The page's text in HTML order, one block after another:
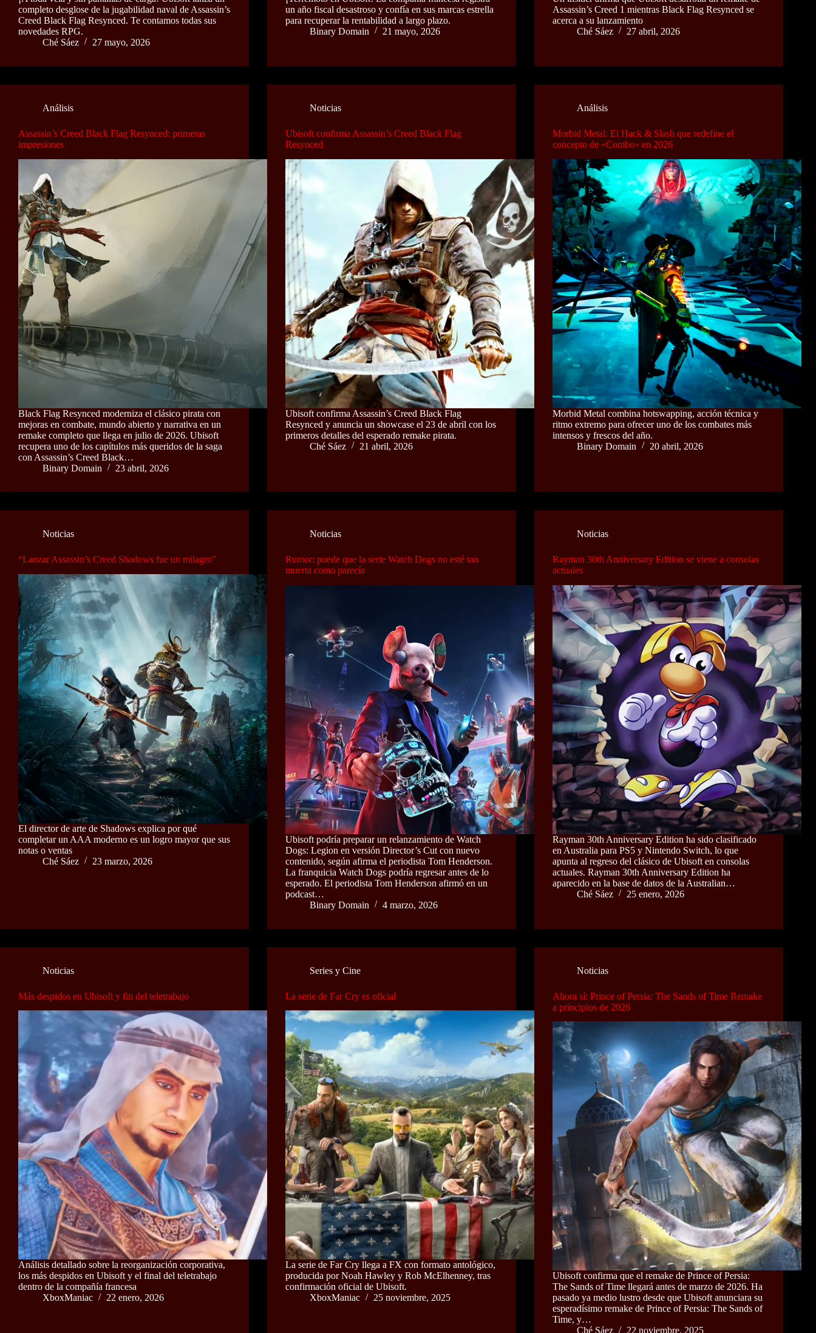
completo desglose de la jugabilidad naval de Assassin’s
Creed Black Flag Resynced. Te contamos todas sus
novedades RPG.
Ché Sáez
27 mayo, 2026
un año fiscal desastroso y confía en sus marcas estrella
para recuperar la rentabilidad a largo plazo.
Binary Domain
21 mayo, 2026
Assassin’s Creed 1 mientras Black Flag Resynced se
acerca a su lanzamiento
Ché Sáez
27 abril, 2026
Análisis
Assassin’s Creed Black Flag Resynced: primeras
impresiones
Black Flag Resynced moderniza el clásico pirata con
mejoras en combate, mundo abierto y narrativa en un
remake completo que llega en julio de 2026. Ubisoft
recupera uno de los capítulos más queridos de la saga
con Assassin’s Creed Black…
Binary Domain
23 abril, 2026
Noticias
Ubisoft confirma Assassin’s Creed Black Flag
Resynced
Ubisoft confirma Assassin’s Creed Black Flag
Resynced y anuncia un showcase el 23 de abril con los
primeros detalles del esperado remake pirata.
Ché Sáez
21 abril, 2026
Análisis
Morbid Metal: El Hack & Slash que redefine el
concepto de «Combo» en 2026
Morbid Metal combina hotswapping, acción técnica y
ritmo extremo para ofrecer uno de los combates más
intensos y frescos del año.
Binary Domain
20 abril, 2026
Noticias
“Lanzar Assassin’s Creed Shadows fue un milagro”
El director de arte de Shadows explica por qué
completar un AAA moderno es un logro mayor que sus
notas o ventas
Ché Sáez
23 marzo, 2026
Noticias
Rumor: puede que la serie Watch Dogs no esté tan
muerta como parecía
Ubisoft podría preparar un relanzamiento de Watch
Dogs: Legion en versión Director’s Cut con nuevo
contenido, según afirma el periodista Tom Henderson.
La franquicia Watch Dogs podría regresar antes de lo
esperado. El periodista Tom Henderson afirmó en un
podcast…
Binary Domain
4 marzo, 2026
Noticias
Rayman 30th Anniversary Edition se viene a consolas
actuales
Rayman 30th Anniversary Edition ha sido clasificado
en Australia para PS5 y Nintendo Switch, lo que
apunta al regreso del clásico de Ubisoft en consolas
actuales. Rayman 30th Anniversary Edition ha
aparecido en la base de datos de la Australian…
Ché Sáez
25 enero, 2026
Noticias
Más despidos en Ubisoft y fin del teletrabajo
Análisis detallado sobre la reorganización corporativa,
los más despidos en Ubisoft y el final del teletrabajo
dentro de la compañía francesa
XboxManiac
22 enero, 2026
Series y Cine
La serie de Far Cry es oficial
La serie de Far Cry llega a FX con formato antológico,
producida por Noah Hawley y Rob McElhenney, tras
confirmación oficial de Ubisoft.
XboxManiac
25 noviembre, 2025
Noticias
Ahora sí: Prince of Persia: The Sands of Time Remake
a principios de 2026
Ubisoft confirma que el remake de Prince of Persia:
The Sands of Time llegará antes de marzo de 2026. Ha
pasado ya medio lustro desde que Ubisoft anunciara su
esperadísimo remake de Prince of Persia: The Sands of
Time, y…
Ché Sáez
22 noviembre, 2025